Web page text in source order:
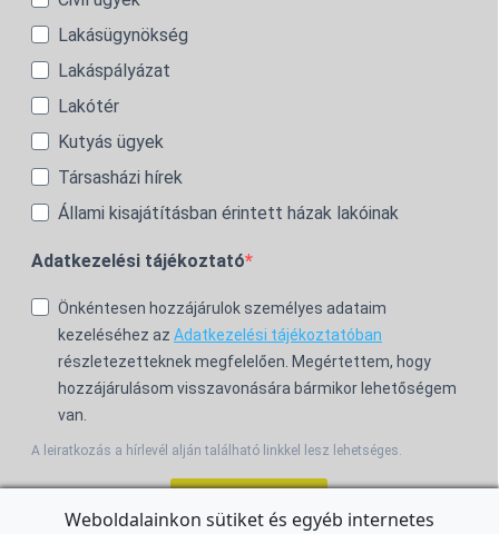
Lakásügynökség
Lakáspályázat
Lakótér
Kutyás ügyek
Társasházi hírek
Állami kisajátításban érintett házak lakóinak
Adatkezelési tájékoztató
Önkéntesen hozzájárulok személyes adataim
kezeléséhez az Adatkezelési tájékoztatóban
részletezetteknek megfelelően. Megértettem, hogy
hozzájárulásom visszavonására bármikor lehetőségem
van.
A leiratkozás a hírlevél alján található linkkel lesz lehetséges.
Weboldalainkon sütiket és egyéb internetes